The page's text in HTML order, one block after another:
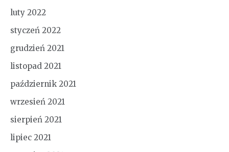
luty 2022
styczeń 2022
grudzień 2021
listopad 2021
październik 2021
wrzesień 2021
sierpień 2021
lipiec 2021